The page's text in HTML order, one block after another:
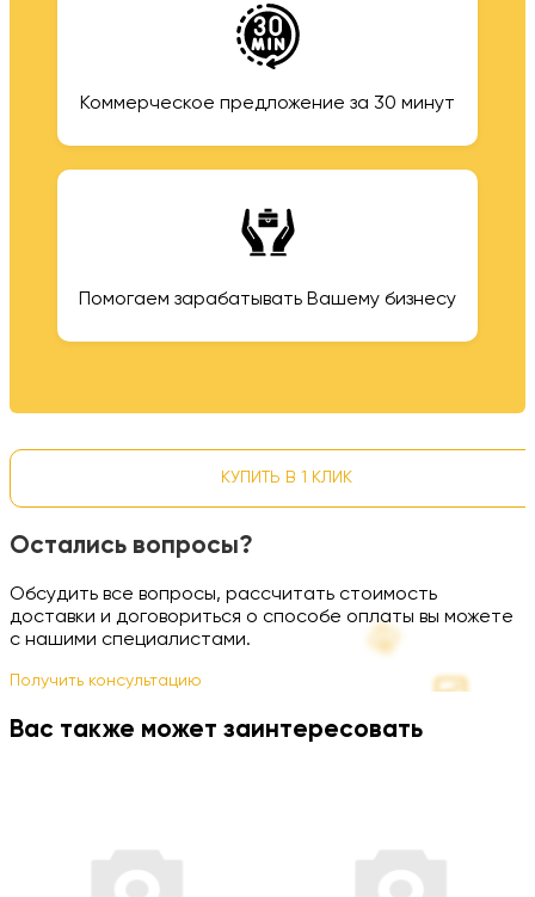
Коммерческое предложение за 30 минут
Помогаем зарабатывать Вашему бизнесу
КУПИТЬ В 1 КЛИК
Остались вопросы?
Обсудить все вопросы, рассчитать стоимость
доставки и договориться о способе оплаты вы можете
с нашими специалистами.
Получить консультацию
Вас также может заинтересовать